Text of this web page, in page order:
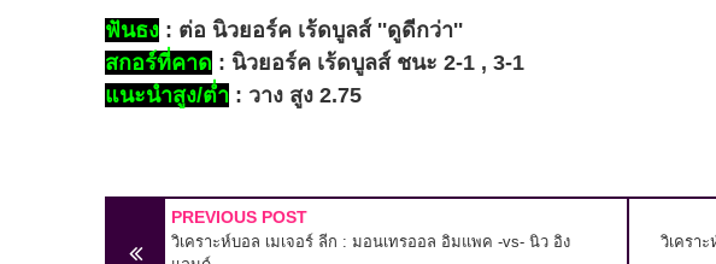
ฟันธง : ต่อ นิวยอร์ค เร้ดบูลส์ ''ดูดีกว่า''
สกอร์ที่คาด : นิวยอร์ค เร้ดบูลส์ ชนะ 2-1 , 3-1
แนะนำสูง/ต่ำ : วาง สูง 2.75
PREVIOUS POST
วิเคราะห์บอล เมเจอร์ ลีก : มอนเทรออล อิมแพค -vs- นิว อิง
วิเครา